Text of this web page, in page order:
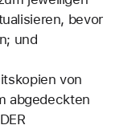
bevor
und
von
abgedeckten